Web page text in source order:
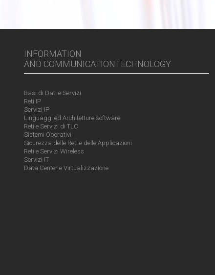
INFORMATION
AND COMMUNICATIONTECHNOLOGY
Basi di Dati e Servizi
Reti IP
Servizi IP
Linguaggi ed Architetture software
Reti e Servizi di TLC
Sistemi Operativi
Sicurezza delle Reti e delle Applicazioni
Reti e Servizi Wireless
Servizi IT
Data Center e Virtualizzazione